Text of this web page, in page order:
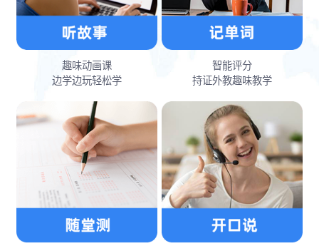
趣味动画课
边学边玩轻松学
智能评分
持证外教趣味教学